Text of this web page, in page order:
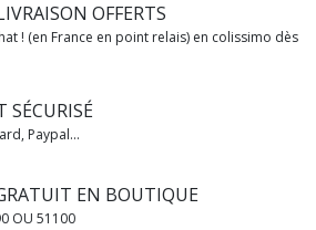
OFFERTS
! (en France en point relais) en colissimo dès
SÉCURISÉ
Paypal...
EN BOUTIQUE
OU 51100